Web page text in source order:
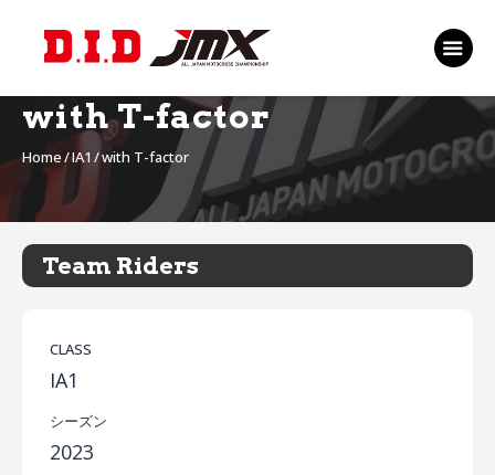
with T-factor
Home IA1 with T-factor
TOP
RANKING 2026
RIDERS 2026
SPONSORS
TICKET
MSP Motosports
Team Riders
CLASS
IA1
シーズン
2023